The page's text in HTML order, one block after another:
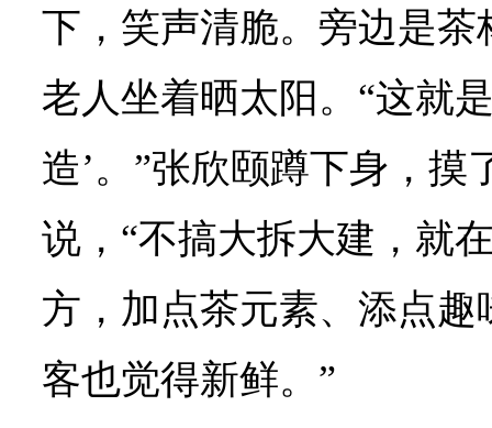
下，笑声清脆。旁边是
老人坐着晒太阳。“这就
造’。”张欣颐蹲下身，摸
说，“不搞大拆大建，就
方，加点茶元素、添点
客也觉得新鲜。”